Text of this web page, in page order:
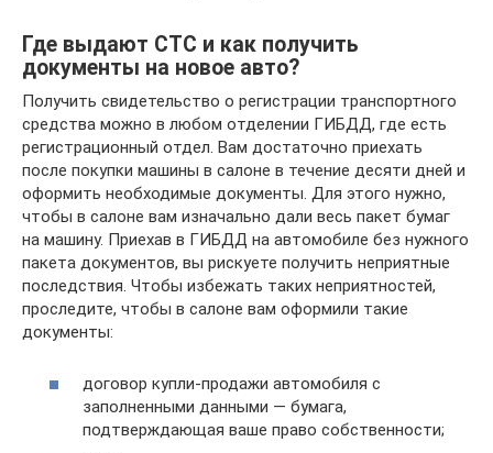
Где выдают СТС и как получить
документы на новое авто?
Получить свидетельство о регистрации транспортного
средства можно в любом отделении ГИБДД, где есть
регистрационный отдел. Вам достаточно приехать
после покупки машины в салоне в течение десяти дней и
оформить необходимые документы. Для этого нужно,
чтобы в салоне вам изначально дали весь пакет бумаг
на машину. Приехав в ГИБДД на автомобиле без нужного
пакета документов, вы рискуете получить неприятные
последствия. Чтобы избежать таких неприятностей,
проследите, чтобы в салоне вам оформили такие
документы:
договор купли-продажи автомобиля с
заполненными данными — бумага,
подтверждающая ваше право собственности;